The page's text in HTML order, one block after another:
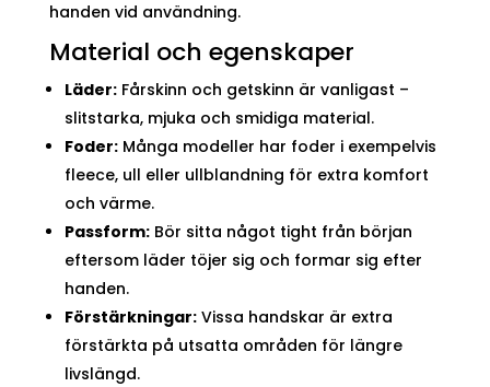
handen vid användning.
Material och egenskaper
Läder:Fårskinn och getskinn är vanligast –
slitstarka, mjuka och smidiga material.
Foder:Många modeller har foder i exempelvis
fleece, ull eller ullblandning för extra komfort
och värme.
Passform:Bör sitta något tight från början
eftersom läder töjer sig och formar sig efter
handen.
Förstärkningar:Vissa handskar är extra
förstärkta på utsatta områden för längre
livslängd.